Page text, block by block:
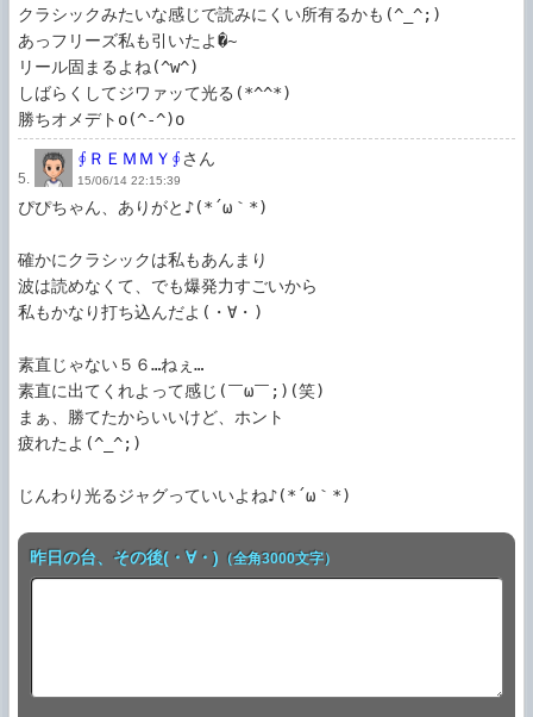
クラシックみたいな感じで読みにくい所有るかも(^_^;)
あっフリーズ私も引いたよ�~
リール固まるよね(^w^)
しばらくしてジワァッて光る(*^^*)
勝ちオメデトo(^-^)o
5.
∮ＲＥＭＭＹ∮さん
15/06/14 22:15:39
ぴぴちゃん、ありがと♪(*´ω｀*)
確かにクラシックは私もあんまり
波は読めなくて、でも爆発力すごいから
私もかなり打ち込んだよ(・∀・)
素直じゃない５６…ねぇ…
素直に出てくれよって感じ(￣ω￣;)(笑)
まぁ、勝てたからいいけど、ホント
疲れたよ(^_^;)
じんわり光るジャグっていいよね♪(*´ω｀*)
昨日の台、その後(・∀・) （全角3000文字）